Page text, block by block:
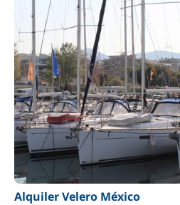
Alquiler Velero México